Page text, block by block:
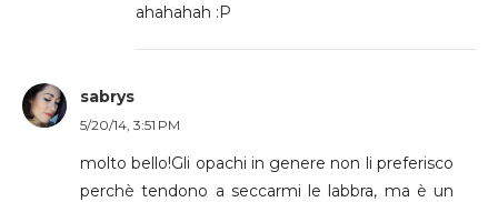
ahahahah :P
sabrys
5/20/14, 3:51 PM
molto bello!Gli opachi in genere non li preferisco
perchè tendono a seccarmi le labbra, ma è un